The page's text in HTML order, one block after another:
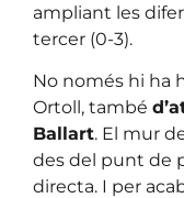
ampliant les
tercer (0-3).
No només hi ha
Ortoll, també
Ballart. El mur
des del punt de
directa. I per